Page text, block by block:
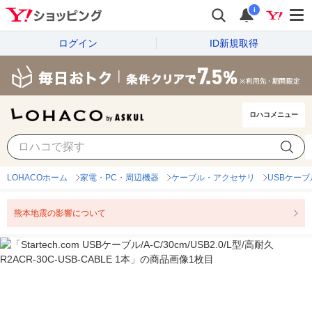
i
ログイン ID新規取得
ロハコメニュー
LOHACOホーム 家電・PC・周辺機器 ケーブル・アクセサリ USBケーブ
熊本地震の影響について